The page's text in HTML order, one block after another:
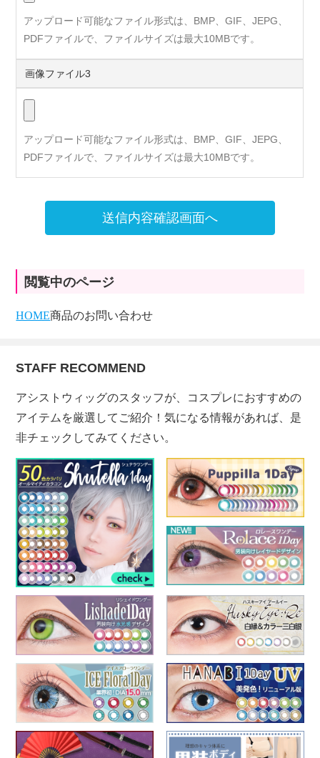
アップロード可能なファイル形式は、BMP、GIF、JEPG、
PDFファイルで、ファイルサイズは最大10MBです。
画像ファイル3
アップロード可能なファイル形式は、BMP、GIF、JEPG、
PDFファイルで、ファイルサイズは最大10MBです。
送信内容確認画面へ
閲覧中のページ
HOME商品のお問い合わせ
STAFF RECOMMEND
アシストウィッグのスタッフが、コスプレにおすすめの
アイテムを厳選してご紹介！気になる情報があれば、是
非チェックしてみてください。